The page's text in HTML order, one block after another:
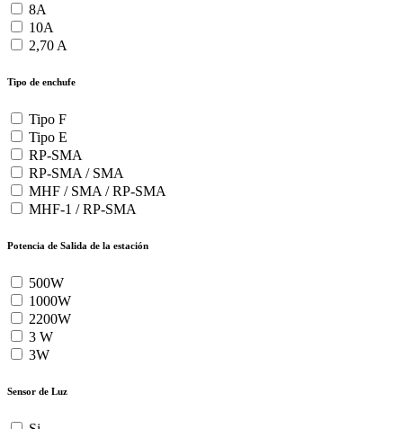
8A
10A
2,70 A
Tipo de enchufe
Tipo F
Tipo E
RP-SMA
RP-SMA / SMA
MHF / SMA / RP-SMA
MHF-1 / RP-SMA
Potencia de Salida de la estación
500W
1000W
2200W
3 W
3W
Sensor de Luz